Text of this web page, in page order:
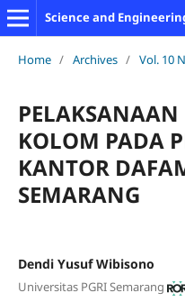
Science and
Home / Archives / Vol. 10
KOLOM PADA
KANTOR
SEMARANG
Dendi Yusuf Wibisono
Universitas PGRI Semarang